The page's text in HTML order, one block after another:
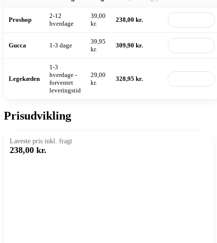
Proshop
2-12
hverdage
39,00
kr.
238,00 kr.
Gucca 1-3 dage
39,95
kr.
309,90 kr.
Legekæden
1-3
hverdage -
forventet
leveringstid
29,00
kr.
328,95 kr.
Prisudvikling
Laveste pris inkl. fragt
238,00 kr.